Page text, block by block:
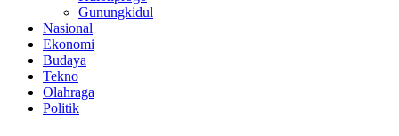
Gunungkidul
Nasional
Ekonomi
Budaya
Tekno
Olahraga
Politik